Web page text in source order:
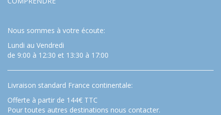
Nous sommes à votre écoute:
Lundi au Vendredi
de 9:00 à 12:30 et 13:30 à 17:00
Livraison standard France continentale:
Offerte à partir de 144€ TTC
Pour toutes autres destinations nous contacter.